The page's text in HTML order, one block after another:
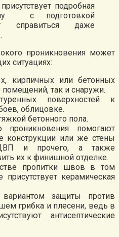
подробная
с подготовкой
справиться даже
проникновения может
ситуациях:
кирпичных или бетонных
помещений, так и снаружи.
поверхностей к
облицовке.
бетонного пола.
проникновения помогают
конструкции или же стены
ДВП и прочего, а также
их к финишной отделке.
пропитки швов в том
присутствует керамическая
защиты против
грибка и плесени, ведь в
антисептические